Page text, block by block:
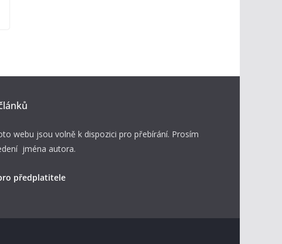
webu jsou volně k dispozici pro přebírání. Prosím
jména autora.
předplatitele